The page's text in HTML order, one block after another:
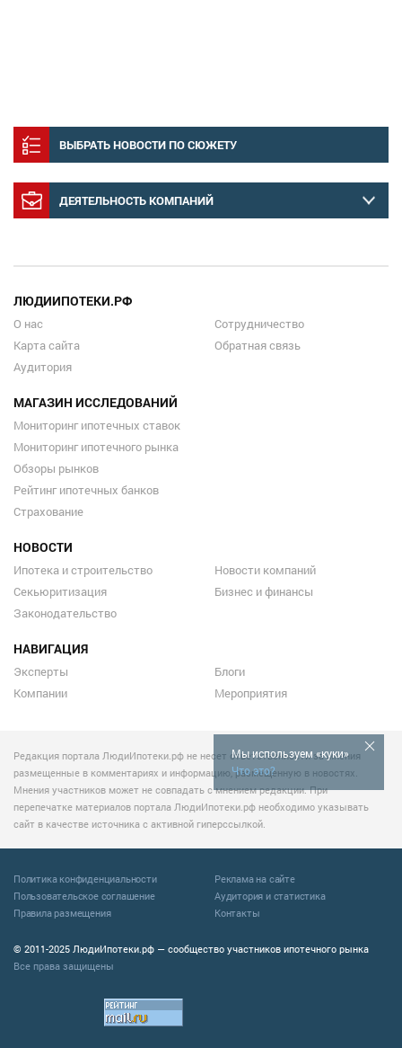
ВЫБРАТЬ НОВОСТИ ПО СЮЖЕТУ
ДЕЯТЕЛЬНОСТЬ КОМПАНИЙ
Мы используем «куки»
Что это?
ЛЮДИИПОТЕКИ.РФ
О нас
Карта сайта
Аудитория
Сотрудничество
Обратная связь
МАГАЗИН ИССЛЕДОВАНИЙ
Мониторинг ипотечных ставок
Мониторинг ипотечного рынка
Обзоры рынков
Рейтинг ипотечных банков
Страхование
НОВОСТИ
Ипотека и строительство
Секьюритизация
Законодательство
Новости компаний
Бизнес и финансы
НАВИГАЦИЯ
Эксперты
Компании
Блоги
Мероприятия
Редакция портала ЛюдиИпотеки.рф не несет ответственности за мнения
размещенные в комментариях и информацию, размещенную в новостях.
Мнения участников может не совпадать с мнением редакции. При
перепечатке материалов портала ЛюдиИпотеки.рф необходимо указывать
сайт в качестве источника с активной гиперссылкой.
© 2011-2025 ЛюдиИпотеки.рф — сообщество участников ипотечного рынка
Все права защищены
Политика конфиденциальности
Пользовательское соглашение
Правила размещения
Реклама на сайте
Аудитория и статистика
Контакты